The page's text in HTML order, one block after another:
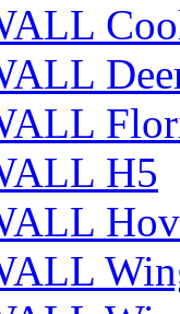
H5